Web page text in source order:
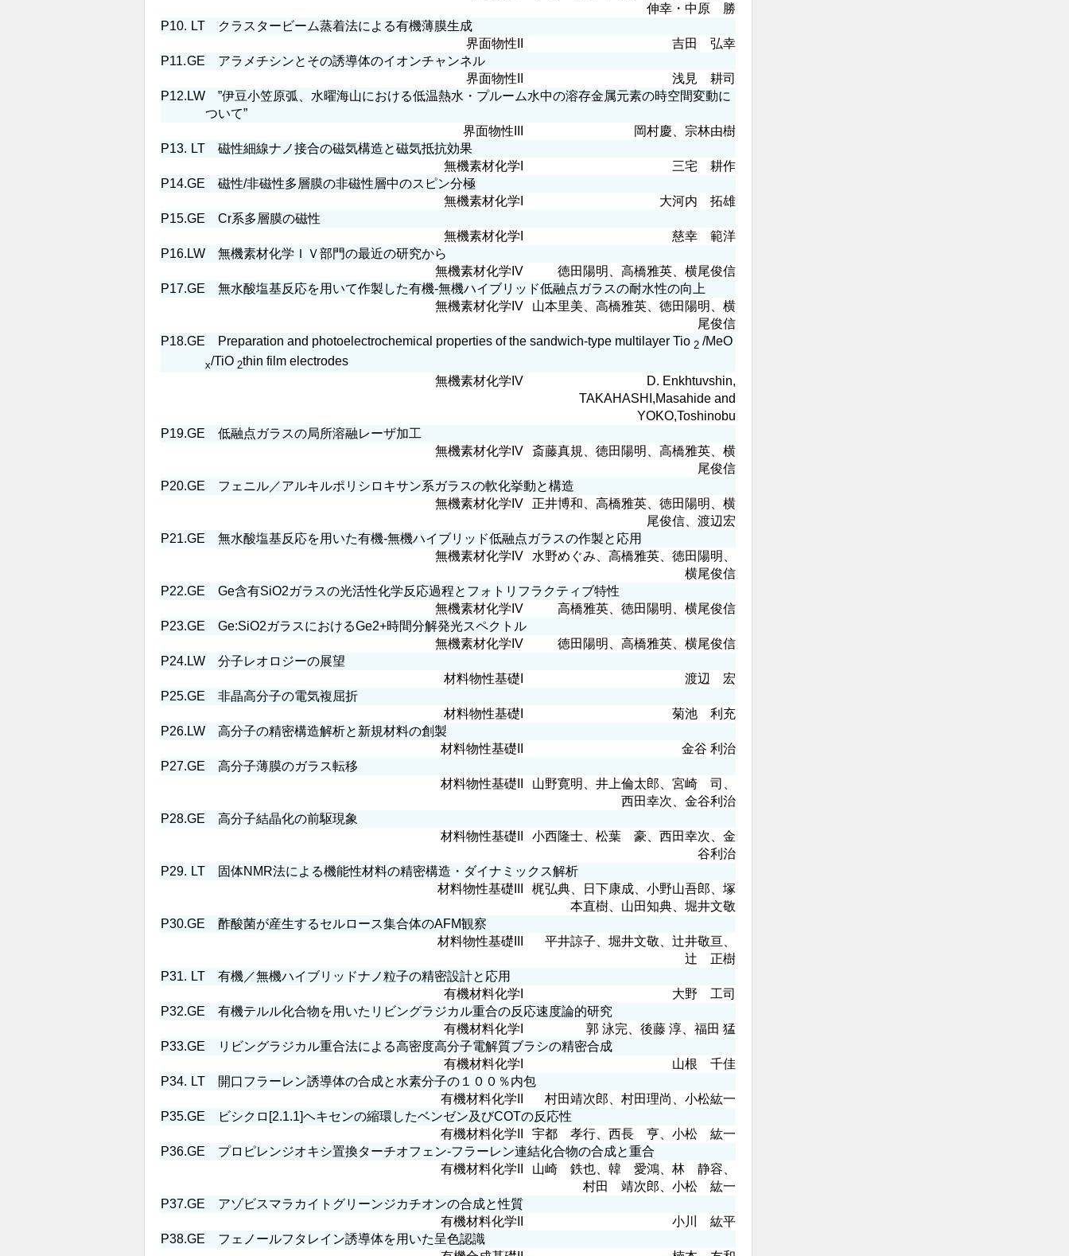
伸幸・中原 勝
P10. LT クラスタービーム蒸着法による有機薄膜生成
界面物性II
吉田 弘幸
P11.GE アラメチシンとその誘導体のイオンチャンネル
界面物性II
浅見 耕司
P12. LW ”伊豆小笠原弧、水曜海山における低温熱水・プルーム水中の溶存金属元素の時空間変動に
ついて”
界面物性III
岡村慶、宗林由樹
P13. LT 磁性細線ナノ接合の磁気構造と磁気抵抗効果
無機素材化学I
三宅 耕作
P14.GE 磁性/非磁性多層膜の非磁性層中のスピン分極
無機素材化学I
大河内 拓雄
P15.GE Cr系多層膜の磁性
無機素材化学I
慈幸 範洋
P16. LW 無機素材化学ＩＶ部門の最近の研究から
無機素材化学IV
徳田陽明、高橋雅英、横尾俊信
P17.GE 無水酸塩基反応を用いて作製した有機-無機ハイブリッド低融点ガラスの耐水性の向上
無機素材化学IV
山本里美、高橋雅英、徳田陽明、横
尾俊信
P18.GE Preparation and photoelectrochemical properties of the sandwich-type multilayer Tio 2 /MeO
x/TiO 2thin film electrodes
無機素材化学IV
D. Enkhtuvshin,
TAKAHASHI,Masahide and
YOKO,Toshinobu
P19.GE 低融点ガラスの局所溶融レーザ加工
無機素材化学IV
斎藤真規、徳田陽明、高橋雅英、横
尾俊信
P20.GE フェニル／アルキルポリシロキサン系ガラスの軟化挙動と構造
無機素材化学IV
正井博和、高橋雅英、徳田陽明、横
尾俊信、渡辺宏
P21.GE 無水酸塩基反応を用いた有機-無機ハイブリッド低融点ガラスの作製と応用
無機素材化学IV
水野めぐみ、高橋雅英、徳田陽明、
横尾俊信
P22.GE Ge含有SiO2ガラスの光活性化学反応過程とフォトリフラクティブ特性
無機素材化学IV
高橋雅英、徳田陽明、横尾俊信
P23.GE Ge:SiO2ガラスにおけるGe2+時間分解発光スペクトル
無機素材化学IV
徳田陽明、高橋雅英、横尾俊信
P24. LW 分子レオロジーの展望
材料物性基礎I
渡辺 宏
P25.GE 非晶高分子の電気複屈折
材料物性基礎I
菊池 利充
P26. LW 高分子の精密構造解析と新規材料の創製
材料物性基礎II
金谷 利治
P27.GE 高分子薄膜のガラス転移
材料物性基礎II
山野寛明、井上倫太郎、宮崎 司、
西田幸次、金谷利治
P28.GE 高分子結晶化の前駆現象
材料物性基礎II
小西隆士、松葉 豪、西田幸次、金
谷利治
P29. LT 固体NMR法による機能性材料の精密構造・ダイナミックス解析
材料物性基礎III
梶弘典、日下康成、小野山吾郎、塚
本直樹、山田知典、堀井文敬
P30.GE 酢酸菌が産生するセルロース集合体のAFM観察
材料物性基礎III
平井諒子、堀井文敬、辻井敬亘、
辻 正樹
P31. LT 有機／無機ハイブリッドナノ粒子の精密設計と応用
有機材料化学I
大野 工司
P32.GE 有機テルル化合物を用いたリビングラジカル重合の反応速度論的研究
有機材料化学I
郭 泳完、後藤 淳、福田 猛
P33.GE リビングラジカル重合法による高密度高分子電解質ブラシの精密合成
有機材料化学I
山根 千佳
P34. LT 開口フラーレン誘導体の合成と水素分子の１００％内包
有機材料化学II
村田靖次郎、村田理尚、小松紘一
P35.GE ビシクロ[2.1.1]ヘキセンの縮環したベンゼン及びCOTの反応性
有機材料化学II
宇都 孝行、西長 亨、小松 紘一
P36.GE プロピレンジオキシ置換ターチオフェン-フラーレン連結化合物の合成と重合
有機材料化学II
山崎 鉄也、韓 愛鴻、林 静容、
村田 靖次郎、小松 紘一
P37.GE アゾビスマラカイトグリーンジカチオンの合成と性質
有機材料化学II
小川 紘平
P38.GE フェノールフタレイン誘導体を用いた呈色認識